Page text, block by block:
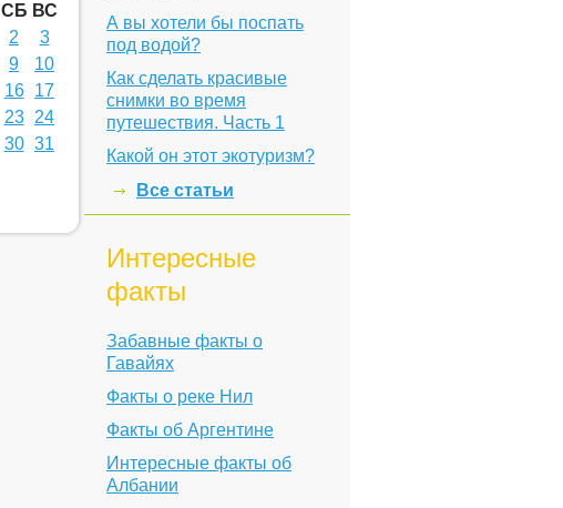
СБ ВС
2
3
9
10
16
17
23
24
30 31
А вы хотели бы поспать
под водой?
Как cделать красивые
снимки во время
путешествия. Часть 1
Какой он этот экотуризм?
Все статьи
Интересные
факты
Забавные факты о
Гавайях
Факты о реке Нил
Факты об Аргентине
Интересные факты об
Албании